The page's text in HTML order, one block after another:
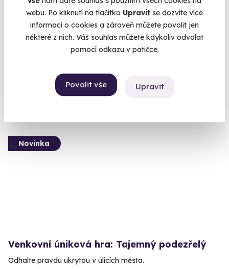
webu. Po kliknutí na tlačítko Upravit se dozvíte více
informací o cookies a zároveň můžete povolit jen
některé z nich. Váš souhlas můžete kdykoliv odvolat
pomocí odkazu v patičce.
Povolit vše Upravit
Zážitková střelba: Dlouhé zbraně - 6 zbraní
Z každé zbraně si zastřílíte pětkrát - celkem 30 výstřelů.
Bzenec (Uherské Hradiště)
1 899 Kč
Novinka
Venkovní úniková hra: Tajemný podezřelý
Odhalte pravdu ukrytou v ulicích města.